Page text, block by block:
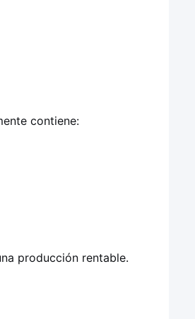
contiene:
producción rentable.